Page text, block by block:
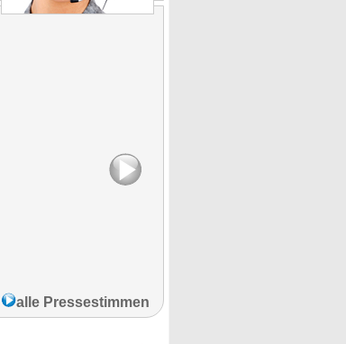
alle Pressestimmen